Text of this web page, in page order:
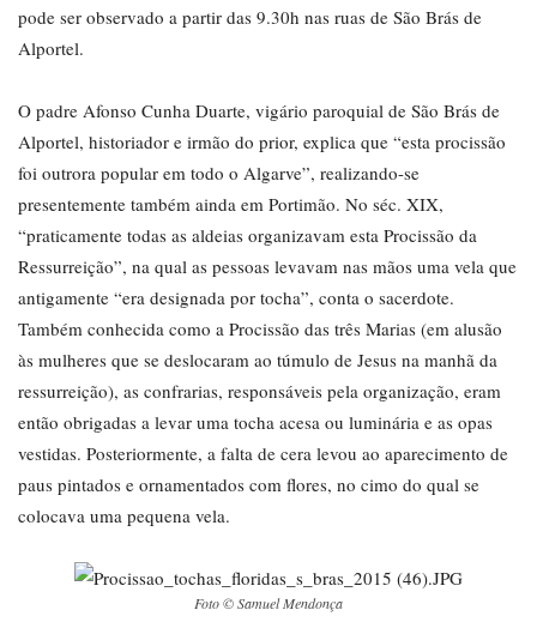
pode ser observado a partir das 9.30h nas ruas de São Brás de
Alportel.
O padre Afonso Cunha Duarte, vigário paroquial de São Brás de
Alportel, historiador e irmão do prior, explica que “esta procissão
foi outrora popular em todo o Algarve”, realizando-se
presentemente também ainda em Portimão. No séc. XIX,
“praticamente todas as aldeias organizavam esta Procissão da
Ressurreição”, na qual as pessoas levavam nas mãos uma vela que
antigamente “era designada por tocha”, conta o sacerdote.
Também conhecida como a Procissão das três Marias (em alusão
às mulheres que se deslocaram ao túmulo de Jesus na manhã da
ressurreição), as confrarias, responsáveis pela organização, eram
então obrigadas a levar uma tocha acesa ou luminária e as opas
vestidas. Posteriormente, a falta de cera levou ao aparecimento de
paus pintados e ornamentados com flores, no cimo do qual se
colocava uma pequena vela.
Foto © Samuel Mendonça